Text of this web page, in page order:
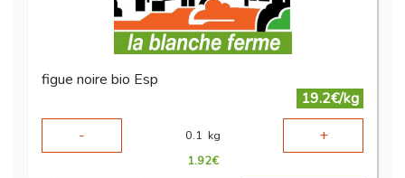
figue noire bio Esp
19.2€/kg
-
0.1 kg +
1.92€